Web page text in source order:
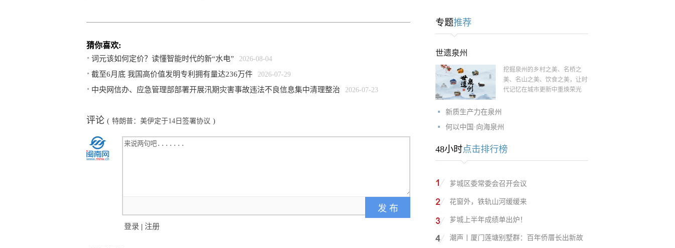
猜你喜欢:
词元该如何定价？读懂智能时代的新“水电” 2026-08-04
截至6月底 我国高价值发明专利拥有量达236万件 2026-07-29
中央网信办、应急管理部部署开展汛期灾害事故违法不良信息集中清理整治 2026-07-23
评论 ( 特朗普：美伊定于14日签署协议 )
登录 | 注册
家，率先研发草本卫生巾
专题推荐
世遗泉州
挖掘泉州的乡村之美、名桥之
美、名山之美、饮食之美，让时
代记忆在城市更新中重焕荣光
新质生产力在泉州
何以中国·向海泉州
48小时点击排行榜
芗城区委常委会召开会议
花窗外，铁轨山河缓缓来
芗城上半年成绩单出炉！
潮声丨厦门莲塘别墅群：百年侨厝长出新故